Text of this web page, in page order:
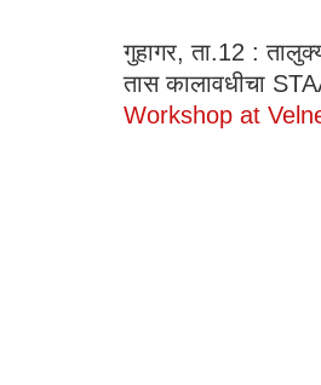
गुहागर, ता.12 :
तास कालावधीचा
Workshop at